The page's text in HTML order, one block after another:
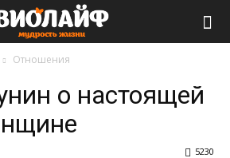
Отношения
о настоящей
5230